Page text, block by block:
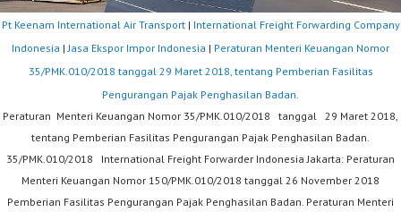
Pt Keenam International Air Transport| International Freight Forwarding Company
Indonesia | Jasa Ekspor Impor Indonesia | Peraturan Menteri Keuangan Nomor
35/PMK.010/2018 tanggal 29 Maret 2018, tentang Pemberian Fasilitas
Pengurangan Pajak Penghasilan Badan.
Peraturan Menteri Keuangan Nomor 35/PMK.010/2018 tanggal 29 Maret 2018,
tentang Pemberian Fasilitas Pengurangan Pajak Penghasilan Badan.
35/PMK.010/2018 International Freight Forwarder Indonesia Jakarta: Peraturan
Menteri Keuangan Nomor 150/PMK.010/2018 tanggal 26 November 2018
Pemberian Fasilitas Pengurangan Pajak Penghasilan Badan. Peraturan Menteri